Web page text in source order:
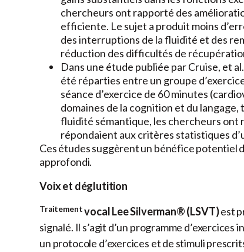
chercheurs ont rapporté des
efficiente. Le sujet a produit moins
des interruptions de la fluidité et des
réduction des difficultés de
Dans une étude publiée par Cruise, et
été réparties entre un groupe
séance d’exercice de 60 minutes
domaines de la cognition et du
fluidité sémantique, les chercheurs ont
répondaient aux critères statistiques
Ces études suggèrent un bénéfice potentiel
approfondi.
Voix et déglutition
Traitementvocal Lee Silverman® (LSVT)est
signalé. Il s’agit d’un programme
un protocole d’exercices et de stimuli